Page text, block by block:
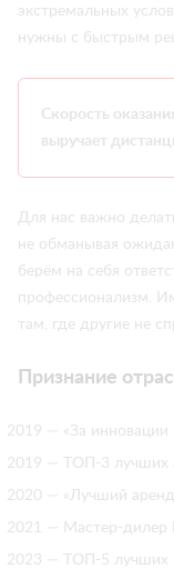
экстремальных
нужны с быстрым
Скорость
выручает
Для нас важно
не обманывая
берём на себя
профессионализм.
там, где другие не
Признание
2019 — «За инновации
2019 — ТОП-3 лучших
2020 — «Лучший
2021 — Мастер-дилер
2023 — ТОП-5 лучших